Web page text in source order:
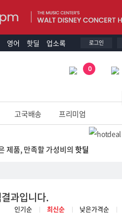
영어 핫딜 업소록 로그인
0
고국배송 프리미엄
제품, 만족할 가성비의핫딜
과입니다.
인기순 최신순 낮은가격순